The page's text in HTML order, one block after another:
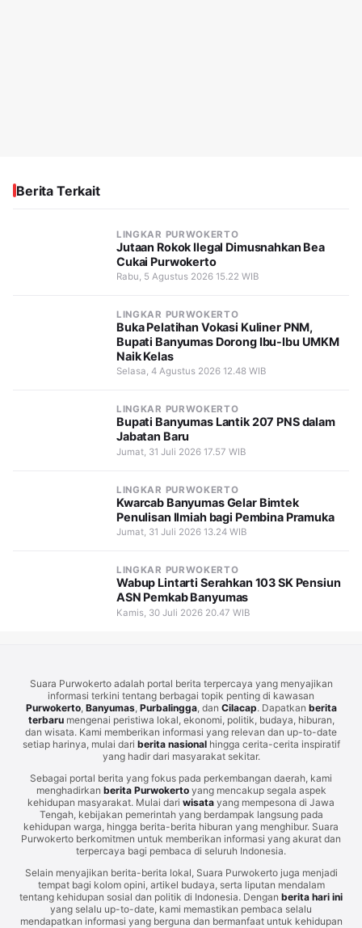
Berita Terkait
LINGKAR PURWOKERTO
Jutaan Rokok Ilegal Dimusnahkan Bea
Cukai Purwokerto
Rabu, 5 Agustus 2026 15.22 WIB
LINGKAR PURWOKERTO
Buka Pelatihan Vokasi Kuliner PNM,
Bupati Banyumas Dorong Ibu-Ibu UMKM
Naik Kelas
Selasa, 4 Agustus 2026 12.48 WIB
LINGKAR PURWOKERTO
Bupati Banyumas Lantik 207 PNS dalam
Jabatan Baru
Jumat, 31 Juli 2026 17.57 WIB
LINGKAR PURWOKERTO
Kwarcab Banyumas Gelar Bimtek
Penulisan Ilmiah bagi Pembina Pramuka
Jumat, 31 Juli 2026 13.24 WIB
LINGKAR PURWOKERTO
Wabup Lintarti Serahkan 103 SK Pensiun
ASN Pemkab Banyumas
Kamis, 30 Juli 2026 20.47 WIB
Suara Purwokerto adalah portal berita terpercaya yang menyajikan
informasi terkini tentang berbagai topik penting di kawasan
Purwokerto, Banyumas, Purbalingga, dan Cilacap. Dapatkan berita
terbarumengenai peristiwa lokal, ekonomi, politik, budaya, hiburan,
dan wisata. Kami memberikan informasi yang relevan dan up-to-date
setiap harinya, mulai dari berita nasionalhingga cerita-cerita inspiratif
yang hadir dari masyarakat sekitar.
Sebagai portal berita yang fokus pada perkembangan daerah, kami
menghadirkan berita Purwokertoyang mencakup segala aspek
kehidupan masyarakat. Mulai dari wisata yang mempesona di Jawa
Tengah, kebijakan pemerintah yang berdampak langsung pada
kehidupan warga, hingga berita-berita hiburan yang menghibur. Suara
Purwokerto berkomitmen untuk memberikan informasi yang akurat dan
terpercaya bagi pembaca di seluruh Indonesia.
Selain menyajikan berita-berita lokal, Suara Purwokerto juga menjadi
tempat bagi kolom opini, artikel budaya, serta liputan mendalam
tentang kehidupan sosial dan politik di Indonesia. Dengan berita hari ini
yang selalu up-to-date, kami memastikan pembaca selalu
mendapatkan informasi yang berguna dan bermanfaat untuk kehidupan